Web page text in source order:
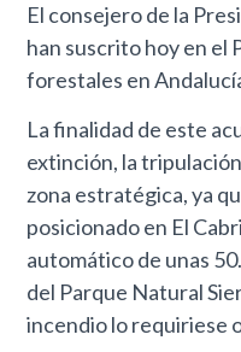
El consejero de la
han suscrito hoy en el
forestales en
La finalidad de este
extinción, la
zona estratégica, ya
posicionado en El
automático de unas
del Parque Natural
incendio lo requiriese